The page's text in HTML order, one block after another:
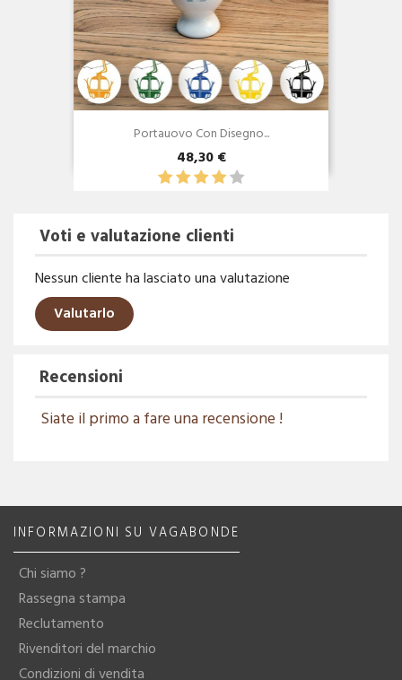
Portauovo Con Disegno...
48,30 €
Voti e valutazione clienti
Nessun cliente ha lasciato una valutazione
Valutarlo
Recensioni
Siate il primo a fare una recensione !
INFORMAZIONI SU VAGABONDE
Chi siamo ?
Rassegna stampa
Reclutamento
Rivenditori del marchio
Condizioni di vendita